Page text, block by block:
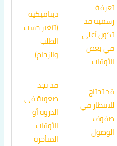
تعرفة
رسمية قد
تكون أعلى
في بعض
الأوقات
ديناميكية
(تتغير حسب
الطلب
والزحام)
قد تحتاج
للانتظار في
صفوف
الوصول
قد تجد
صعوبة في
الذروة أو
الأوقات
المتأخرة